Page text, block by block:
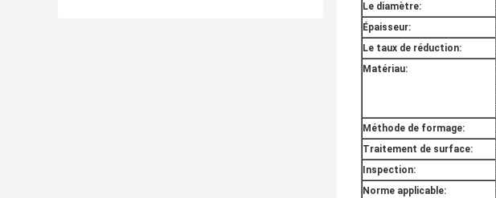
Le diamètre:
Épaisseur:
Le taux de réduction:
Matériau:
Méthode de formage:
Traitement de surface:
Inspection:
Norme applicable: